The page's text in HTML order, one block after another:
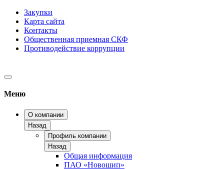
Закупки
Карта сайта
Контакты
Общественная приемная СКФ
Противодействие коррупции
Меню
О компании
Назад
Профиль компании
Назад
Общая информация
ПАО «Новошип»